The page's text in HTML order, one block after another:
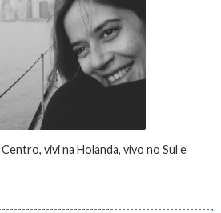
vivi na Holanda, vivo no Sul e